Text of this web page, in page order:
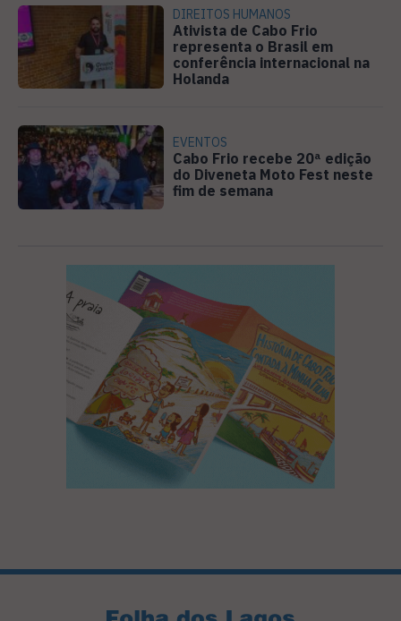
DIREITOS HUMANOS
Ativista de Cabo Frio
representa o Brasil em
conferência internacional na
Holanda
EVENTOS
Cabo Frio recebe 20ª edição
do Diveneta Moto Fest neste
fim de semana